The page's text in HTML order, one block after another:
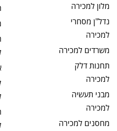
מלון למכירה
נדל"ן מסחרי
למכירה
משרדים למכירה
תחנות דלק
למכירה
מבני תעשיה
למכירה
מחסנים למכירה